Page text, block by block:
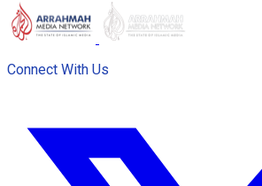
Connect With Us